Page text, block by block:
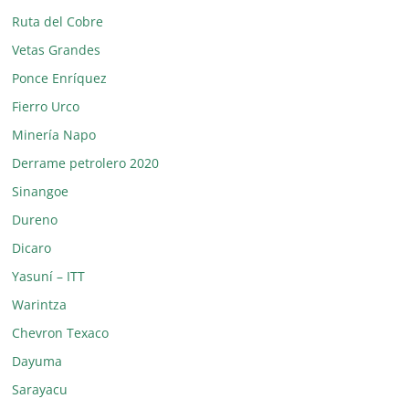
Ruta del Cobre
Vetas Grandes
Ponce Enríquez
Fierro Urco
Minería Napo
Derrame petrolero 2020
Sinangoe
Dureno
Dicaro
Yasuní – ITT
Warintza
Chevron Texaco
Dayuma
Sarayacu